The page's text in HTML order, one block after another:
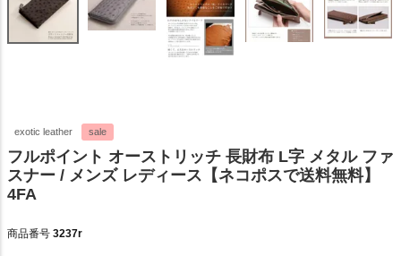
exotic leather sale
フルポイント オーストリッチ 長財布 L字 メタル ファ
スナー / メンズ レディース【ネコポスで送料無料】
4FA
商品番号 3237r